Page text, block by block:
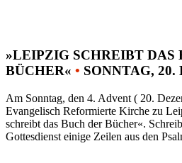
»LEIPZIG SCHREIBT DAS
BÜCHER« • SONNTAG, 20.
Am Sonntag, den 4. Advent ( 20.
Evangelisch Reformierte Kirche zu
schreibt das Buch der Bücher«.
Gottesdienst einige Zeilen aus den